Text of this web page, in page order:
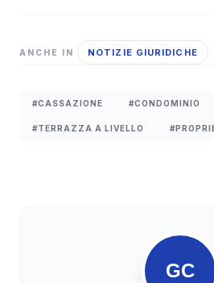
ANCHE IN NOTIZIE GIURIDICHE
#CASSAZIONE #CONDOMINIO
#TERRAZZA A LIVELLO
GC